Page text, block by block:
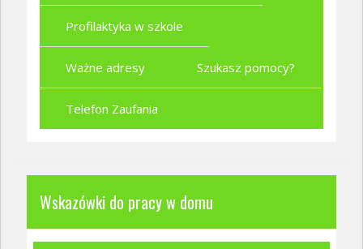
Profilaktyka w szkole
Ważne adresy Szukasz pomocy?
Telefon Zaufania
Wskazówki do pracy w domu